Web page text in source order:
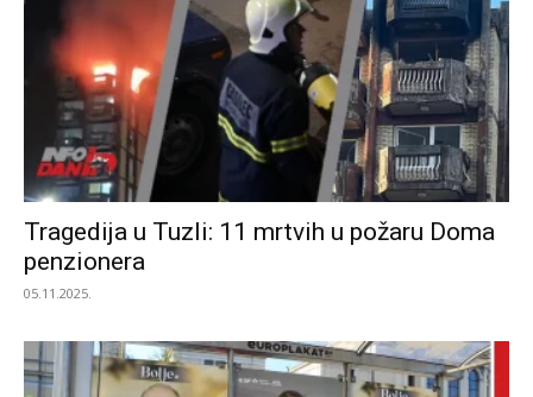
Tragedija u Tuzli: 11 mrtvih u požaru Doma
penzionera
05.11.2025.